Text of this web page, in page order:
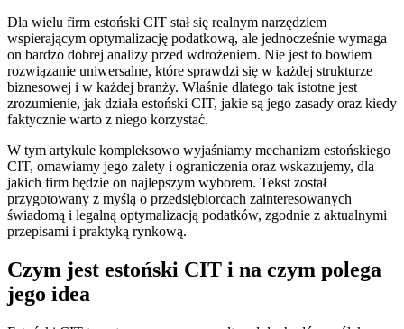
Dla wielu firm estoński CIT stał się realnym narzędziem
wspierającym optymalizację podatkową, ale jednocześnie wymaga
on bardzo dobrej analizy przed wdrożeniem. Nie jest to bowiem
rozwiązanie uniwersalne, które sprawdzi się w każdej strukturze
biznesowej i w każdej branży. Właśnie dlatego tak istotne jest
zrozumienie, jak działa estoński CIT, jakie są jego zasady oraz kiedy
faktycznie warto z niego korzystać.
W tym artykule kompleksowo wyjaśniamy mechanizm estońskiego
CIT, omawiamy jego zalety i ograniczenia oraz wskazujemy, dla
jakich firm będzie on najlepszym wyborem. Tekst został
przygotowany z myślą o przedsiębiorcach zainteresowanych
świadomą i legalną optymalizacją podatków, zgodnie z aktualnymi
przepisami i praktyką rynkową.
Czym jest estoński CIT i na czym polega
jego idea